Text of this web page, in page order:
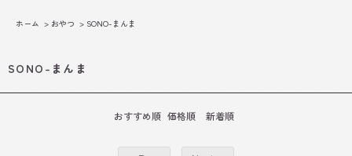
ホーム > おやつ > SONO-まんま
SONO-まんま
おすすめ順 価格順 新着順